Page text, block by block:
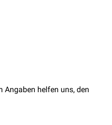
Angaben helfen uns, den